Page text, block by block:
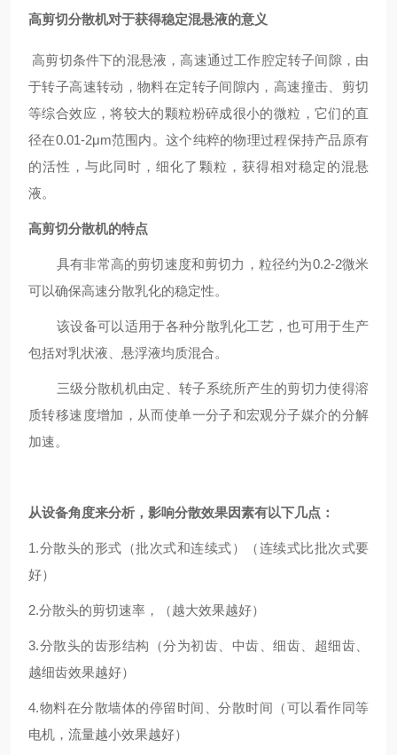
高剪切分散机对于获得稳定混悬液的意义
高剪切条件下的混悬液，高速通过工作腔定转子间隙，由
于转子高速转动，物料在定转子间隙内，高速撞击、剪切
等综合效应，将较大的颗粒粉碎成很小的微粒，它们的直
径在0.01-2μm范围内。这个纯粹的物理过程保持产品原有
的活性，与此同时，细化了颗粒，获得相对稳定的混悬
液。
高剪切分散机的特点
具有非常高的剪切速度和剪切力，粒径约为0.2-2微米
可以确保高速分散乳化的稳定性。
该设备可以适用于各种分散乳化工艺，也可用于生产
包括对乳状液、悬浮液均质混合。
三级分散机机由定、转子系统所产生的剪切力使得溶
质转移速度增加，从而使单一分子和宏观分子媒介的分解
加速。
从设备角度来分析，影响分散效果因素有以下几点：
1.分散头的形式（批次式和连续式）（连续式比批次式要
好）
2.分散头的剪切速率，（越大效果越好）
3.分散头的齿形结构（分为初齿、中齿、细齿、超细齿、
越细齿效果越好）
4.物料在分散墙体的停留时间、分散时间（可以看作同等
电机，流量越小效果越好）